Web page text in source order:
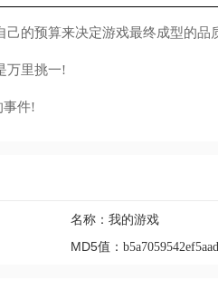
己的预算来决定游戏最终成型的品
万里挑一!
事件!
名称： 我的游戏
MD5值：